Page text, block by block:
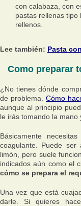
con calabaza, con
pastas rellenas tipo
rellenos.
Lee también: Pasta
Como preparar
¿No tienes dónde
de problema. Cómo
aunque al principio
le irás tomando la mano
Básicamente
coagulante. Puede
limón, pero suele
indicados aún como el
cómo se prepara el
Una vez que está
darle. Si quieres